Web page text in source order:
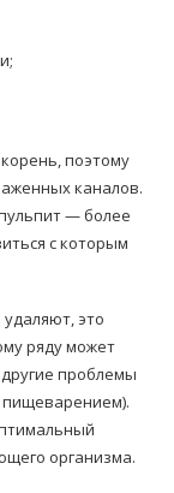
поэтому
каналов.
— более
с которым
это
ряду может
проблемы
пищеварением).
организма.